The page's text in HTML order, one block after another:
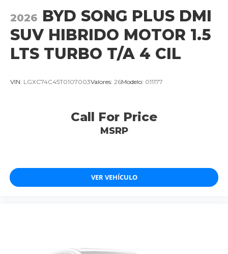
2026 BYD SONG PLUS DMI
SUV HIBRIDO MOTOR 1.5
LTS TURBO T/A 4 CIL
VIN: LGXC74C45T0107003Valores: 26Modelo: 011177
Call For Price
MSRP
VER VEHÍCULO